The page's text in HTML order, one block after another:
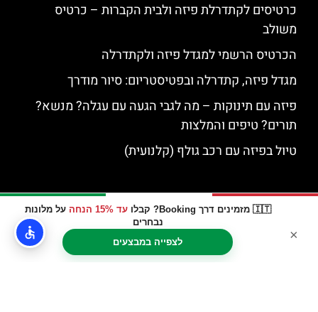
🇮🇹 מזמינים דרך Booking? קבלו עד 15% הנחה
על מלונות
נבחרים
לצפייה במבצעים
×
כרטיסים לקתדרלת פיזה ולבית הקברות – כרטיס
משולב
הכרטיס הרשמי למגדל פיזה ולקתדרלה
מגדל פיזה, קתדרלה ובפטיסטריום: סיור מודרך
פיזה עם תינוקות – מה לגבי הגעה עם עגלה? מנשא?
תורים? טיפים והמלצות
טיול בפיזה עם רכב גולף (קלנועית)